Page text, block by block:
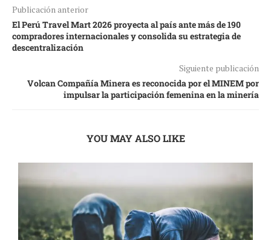
Publicación anterior
El Perú Travel Mart 2026 proyecta al país ante más de 190
compradores internacionales y consolida su estrategia de
descentralización
Siguiente publicación
Volcan Compañía Minera es reconocida por el MINEM por
impulsar la participación femenina en la minería
YOU MAY ALSO LIKE